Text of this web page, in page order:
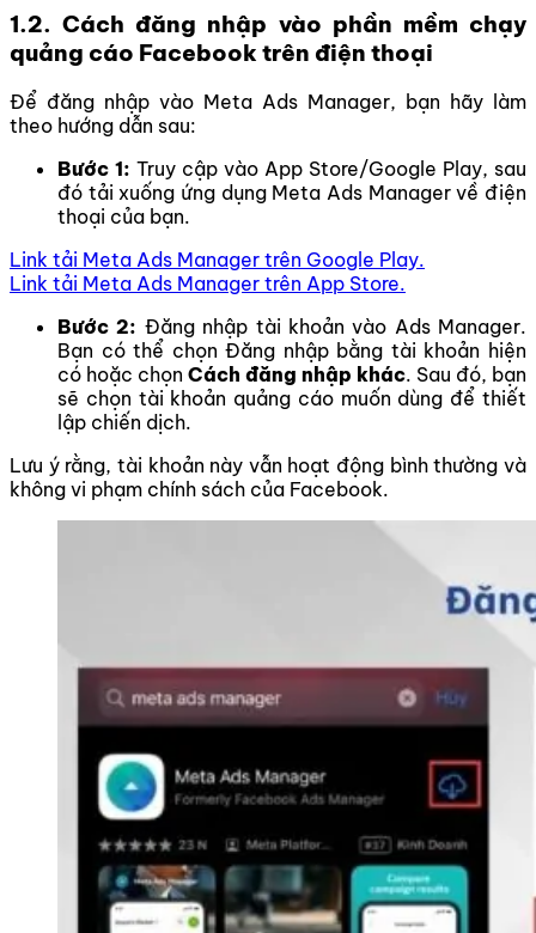
1.2. Cách đăng nhập vào phần mềm chạy
quảng cáo Facebook trên điện thoại
Để đăng nhập vào Meta Ads Manager, bạn hãy làm
theo hướng dẫn sau:
Bước 1: Truy cập vào App Store/Google Play, sau
đó tải xuống ứng dụng Meta Ads Manager về điện
thoại của bạn.
Link tải Meta Ads Manager trên Google Play.
Link tải Meta Ads Manager trên App Store.
Bước 2: Đăng nhập tài khoản vào Ads Manager.
Bạn có thể chọn Đăng nhập bằng tài khoản hiện
có hoặc chọn Cách đăng nhập khác. Sau đó, bạn
sẽ chọn tài khoản quảng cáo muốn dùng để thiết
lập chiến dịch.
Lưu ý rằng, tài khoản này vẫn hoạt động bình thường và
không vi phạm chính sách của Facebook.